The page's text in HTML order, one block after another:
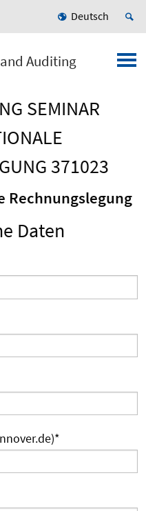
Deutsch
Auditing
SEMINAR
371023
Rechnungslegung
Daten
*